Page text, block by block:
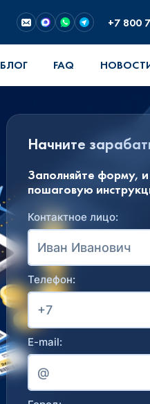
+7 800
БЛОГ FAQ
Начните
Заполняйте форму,
пошаговую
Контактное лицо:
Телефон:
E-mail: